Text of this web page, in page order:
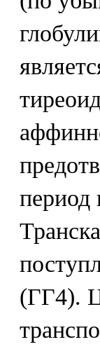
период
(ГГ4).